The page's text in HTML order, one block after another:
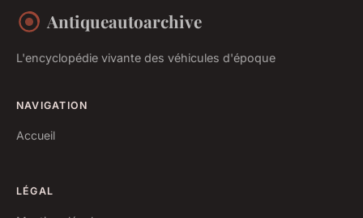
Antiqueautoarchive
L'encyclopédie vivante des véhicules d'époque
NAVIGATION
Accueil
LÉGAL